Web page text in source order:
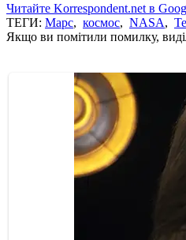
Читайте Korrespondent.net в
ТЕГИ: Марс, космос, NASA,
Якщо ви помітили помилку,